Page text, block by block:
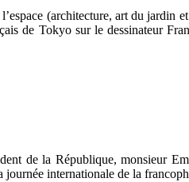
(architecture, art du jardin
de Tokyo sur le dessinateur
de la République, monsieur
journée internationale de la